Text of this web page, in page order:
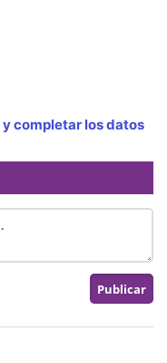
completar los datos